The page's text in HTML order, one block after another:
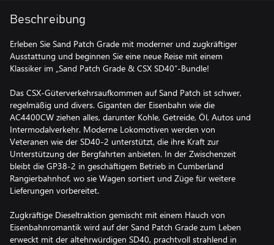
Beschreibung
Erleben Sie Sand Patch Grade mit moderner und zugkräftiger
Ausstattung und beginnen Sie eine neue Reise mit einem
Klassiker im „Sand Patch Grade & CSX SD40“-Bundle!
Das CSX-Güterverkehrsaufkommen auf Sand Patch ist schwer,
regelmäßig und divers. Giganten der Eisenbahn wie die
AC4400CW ziehen alles, darunter Kohle, Getreide, Öl, Autos und
Intermodalverkehr. Moderne Lokomotiven werden von
Veteranen wie der SD40-2 unterstützt, die ihre Kraft zur
Unterstützung der Bergfahrten anbieten. In der Zwischenzeit
bleibt die GP38-2 in geschäftigem Betrieb in Cumberland
Rangierbahnhof, wo sie Wagen sortiert und Züge für weitere
Lieferungen vorbereitet.
Zugkräftige Dieseltraktion gemischt mit einem Hauch von
Eisenbahnromantik wird auf der Sand Patch Grade zum Leben
erweckt mit der altehrwürdigen SD40, prachtvoll strahlend in